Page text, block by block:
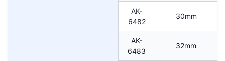
AK-
6482
30mm
AK-
6483
32mm